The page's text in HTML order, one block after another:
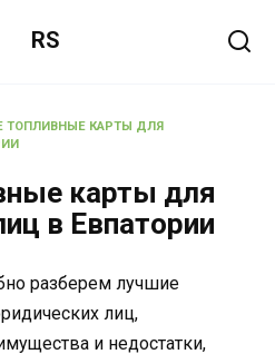
RS
ТОПЛИВНЫЕ КАРТЫ ДЛЯ
карты для
в Евпатории
разберем лучшие
лиц,
и недостатки,